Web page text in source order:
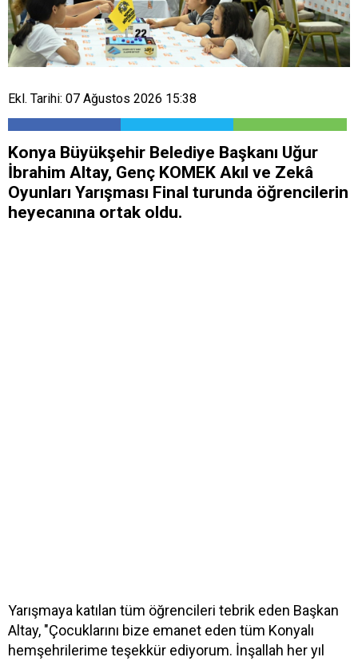
Ekl. Tarihi: 07 Ağustos 2026 15:38
Konya Büyükşehir Belediye Başkanı Uğur
İbrahim Altay, Genç KOMEK Akıl ve Zekâ
Oyunları Yarışması Final turunda öğrencilerin
heyecanına ortak oldu.
Yarışmaya katılan tüm öğrencileri tebrik eden Başkan
Altay, "Çocuklarını bize emanet eden tüm Konyalı
hemşehrilerime teşekkür ediyorum. İnşallah her yıl